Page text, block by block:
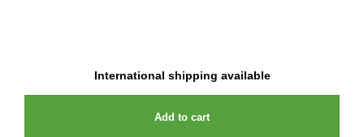
International shipping available
Add to cart